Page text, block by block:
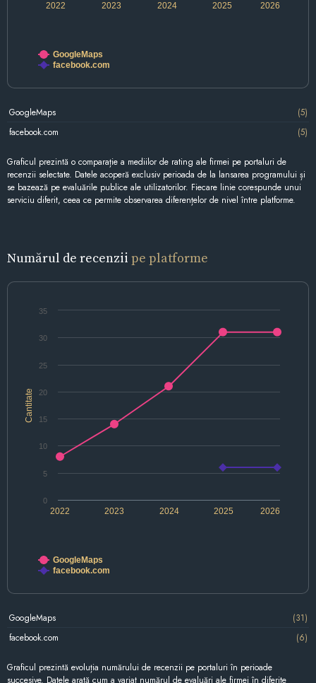
2022 2024 2026
2023 2025
GoogleMaps
facebook.com
GoogleMaps
(5)
facebook.com
(5)
Graficul prezintă o comparație a mediilor de rating ale firmei pe portaluri de
recenzii selectate. Datele acoperă exclusiv perioada de la lansarea programului și
se bazează pe evaluările publice ale utilizatorilor. Fiecare linie corespunde unui
serviciu diferit, ceea ce permite observarea diferențelor de nivel între platforme.
Numărul de recenzii pe platforme
Cantitate
2022 2024 2026
2023 2025
0
5
10
15
20
25
30
35
GoogleMaps
facebook.com
GoogleMaps
(31)
facebook.com
(6)
Graficul prezintă evoluția numărului de recenzii pe portaluri în perioade
succesive. Datele arată cum a variat numărul de evaluări ale firmei în diferite